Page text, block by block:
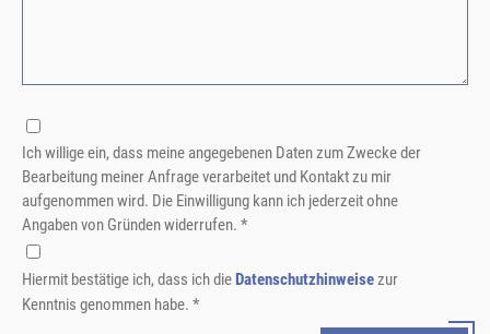
Ich willige ein, dass meine angegebenen Daten zum Zwecke der
Bearbeitung meiner Anfrage verarbeitet und Kontakt zu mir
aufgenommen wird. Die Einwilligung kann ich jederzeit ohne
Angaben von Gründen widerrufen. *
Hiermit bestätige ich, dass ich die Datenschutzhinweisezur
Kenntnis genommen habe. *